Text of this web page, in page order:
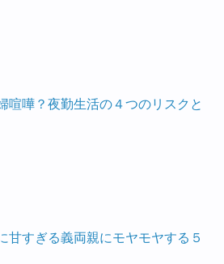
喧嘩？夜勤生活の４つのリスクと
甘すぎる義両親にモヤモヤする５